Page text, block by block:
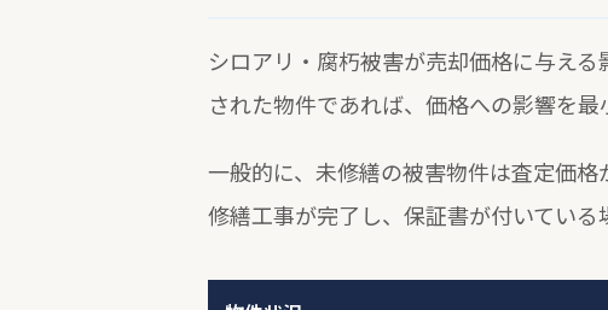
シロアリ・腐朽被害が売却価格に与え
された物件であれば、価格への影響を最
一般的に、未修繕の被害物件は査定価
修繕工事が完了し、保証書が付いている